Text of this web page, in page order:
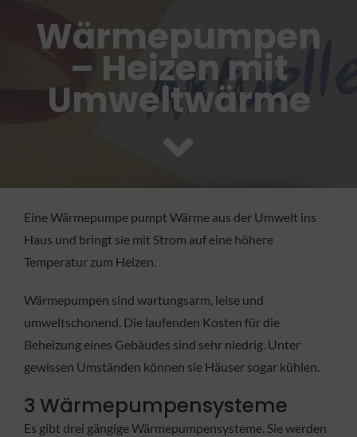
LEISTUNGEN
FÖRDERMITTEL
FACHBETRIEB
KONTAKT
Wärmepumpen
– Heizen mit
Umweltwärme
Eine Wärmepumpe pumpt Wärme aus der Umwelt ins
Haus und bringt sie mit Strom auf eine höhere
Temperatur zum Heizen.
Wärmepumpen sind wartungsarm, leise und
umweltschonend. Die laufenden Kosten für die
Beheizung eines Gebäudes sind sehr niedrig. Unter
gewissen Umständen können sie Häuser sogar kühlen.
3 Wärmepumpensysteme
Es gibt drei gängige Wärmepumpensysteme. Sie werden